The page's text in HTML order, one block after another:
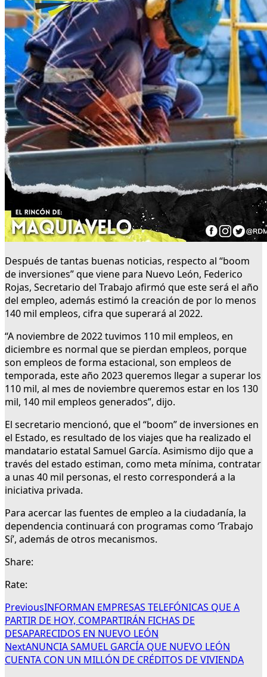
Después de tantas buenas noticias, respecto al “boom
de inversiones” que viene para Nuevo León, Federico
Rojas, Secretario del Trabajo afirmó que este será el año
del empleo, además estimó la creación de por lo menos
140 mil empleos, cifra que superará al 2022.
“A noviembre de 2022 tuvimos 110 mil empleos, en
diciembre es normal que se pierdan empleos, porque
son empleos de forma estacional, son empleos de
temporada, este año 2023 queremos llegar a superar los
110 mil, al mes de noviembre queremos estar en los 130
mil, 140 mil empleos generados”, dijo.
El secretario mencionó, que el “boom” de inversiones en
el Estado, es resultado de los viajes que ha realizado el
mandatario estatal Samuel García. Asimismo dijo que a
través del estado estiman, como meta mínima, contratar
a unas 40 mil personas, el resto corresponderá a la
iniciativa privada.
Para acercar las fuentes de empleo a la ciudadanía, la
dependencia continuará con programas como ‘Trabajo
Sí’, además de otros mecanismos.
Share:
Rate:
PreviousINFORMAN EMPRESAS TELEFÓNICAS QUE A
PARTIR DE HOY, COMPARTIRÁN FICHAS DE
DESAPARECIDOS EN NUEVO LEÓN
NextANUNCIA SAMUEL GARCÍA QUE NUEVO LEÓN
CUENTA CON UN MILLÓN DE CRÉDITOS DE VIVIENDA